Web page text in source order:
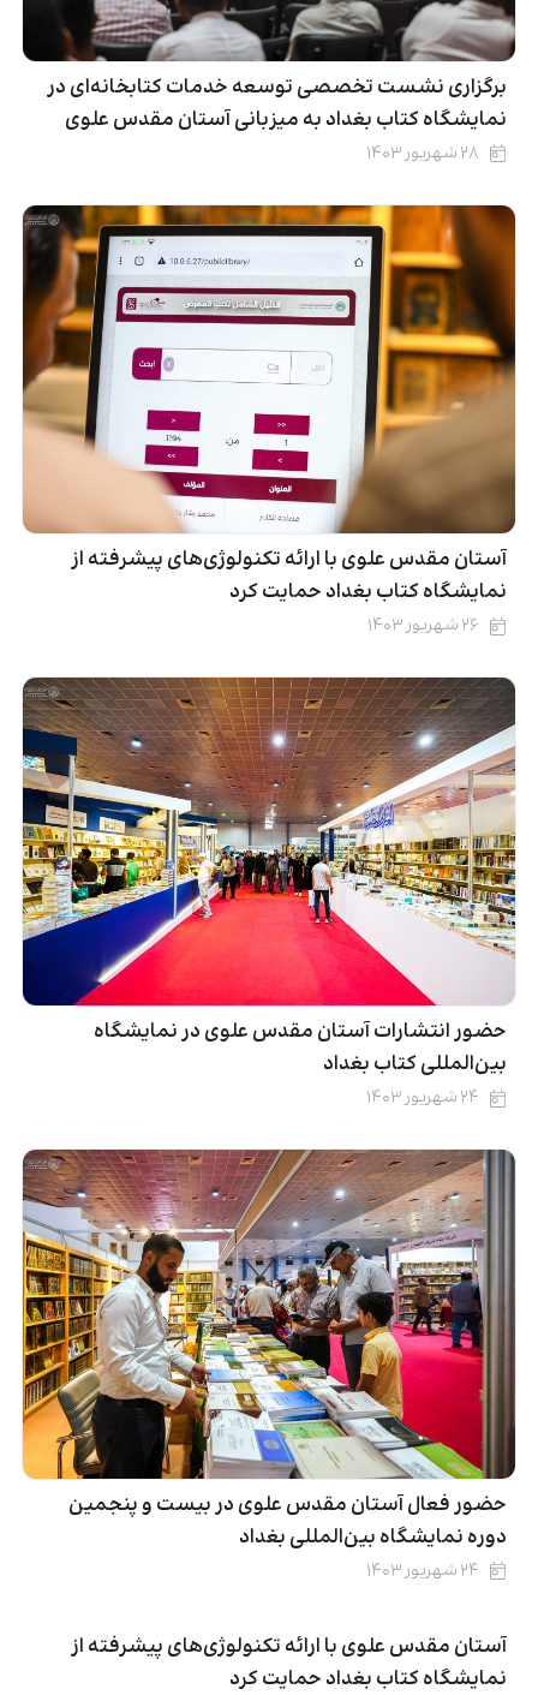
برگزاری نشست تخصصی توسعه خدمات کتابخانه‌ای در
نمایشگاه کتاب بغداد به میزبانی آستان مقدس علوی
۲۸ شهریور ۱۴۰۳
آستان مقدس علوی با ارائه تکنولوژی‌های پیشرفته از
نمایشگاه کتاب بغداد حمایت کرد
۲۶ شهریور ۱۴۰۳
حضور انتشارات آستان مقدس علوی در نمایشگاه
بین‌المللی کتاب بغداد
۲۴ شهریور ۱۴۰۳
حضور فعال آستان مقدس علوی در بیست و پنجمین
دوره نمایشگاه بین‌المللی بغداد
۲۴ شهریور ۱۴۰۳
آستان مقدس علوی با ارائه تکنولوژی‌های پیشرفته از
نمایشگاه کتاب بغداد حمایت کرد